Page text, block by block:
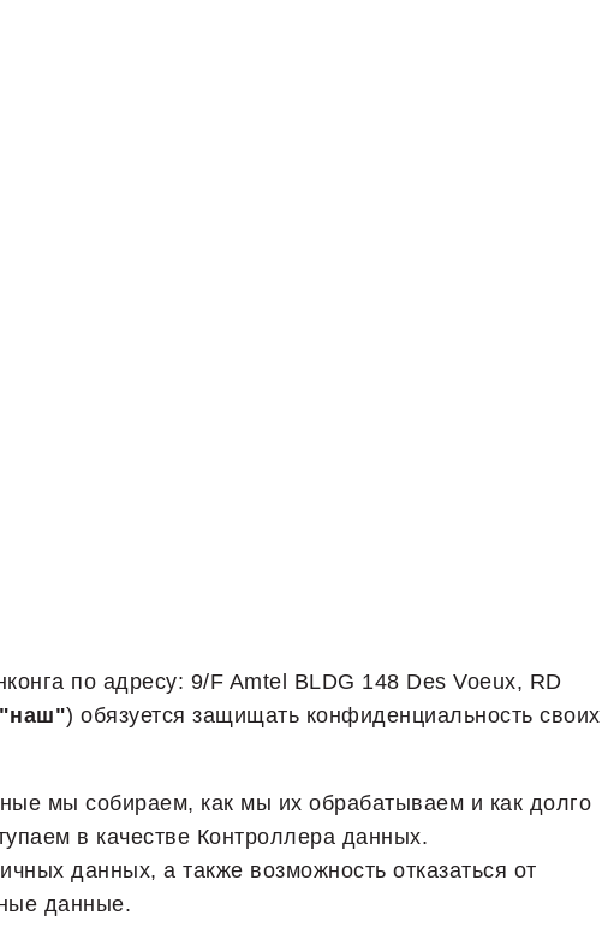
по адресу: 9/F Amtel BLDG 148 Des Voeux, RD
) обязуется защищать конфиденциальность своих
мы собираем, как мы их обрабатываем и как долго
в качестве Контроллера данных.
данных, а также возможность отказаться от
данные.